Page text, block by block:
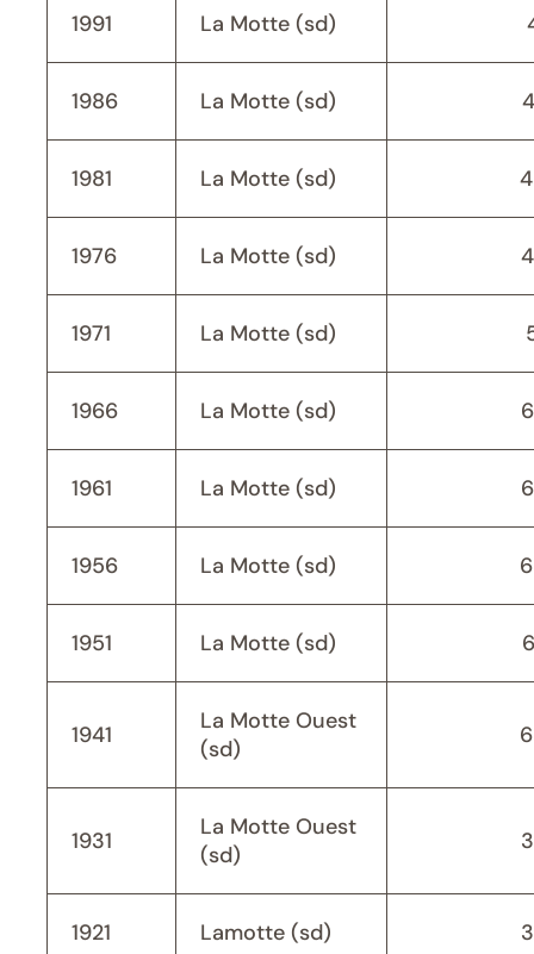
1991 La Motte (sd)
1986 La Motte (sd)
1981 La Motte (sd)
1976 La Motte (sd)
1971 La Motte (sd)
1966 La Motte (sd)
1961 La Motte (sd)
1956 La Motte (sd)
1951 La Motte (sd)
1941
La Motte Ouest
(sd)
1931
La Motte Ouest
(sd)
1921 Lamotte (sd)